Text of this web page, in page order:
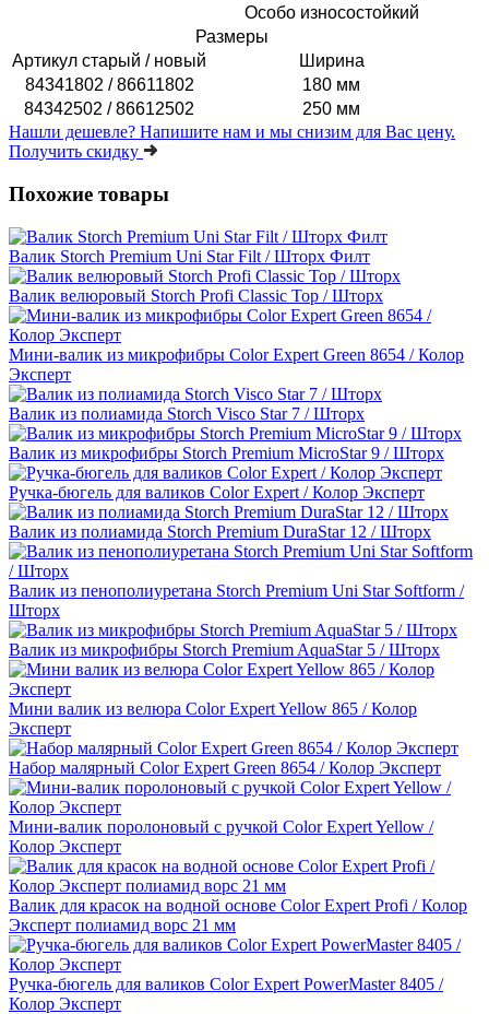
Особо износостойкий
Размеры
Артикул старый / новый
Ширина
84341802 / 86611802
180 мм
84342502 / 86612502
250 мм
Нашли дешевле? Напишите нам и мы снизим для Вас цену.
Получить скидку
Похожие товары
Валик Storch Premium Uni Star Filt / Шторх Филт
Валик велюровый Storch Profi Classic Top / Шторх
Мини-валик из микрофибры Color Expert Green 8654 / Колор
Эксперт
Валик из полиамида Storch Visco Star 7 / Шторх
Валик из микрофибры Storch Premium MicroStar 9 / Шторх
Ручка-бюгель для валиков Color Expert / Колор Эксперт
Валик из полиамида Storch Premium DuraStar 12 / Шторх
Валик из пенополиуретана Storch Premium Uni Star Softform /
Шторх
Валик из микрофибры Storch Premium AquaStar 5 / Шторх
Мини валик из велюра Color Expert Yellow 865 / Колор
Эксперт
Набор малярный Color Expert Green 8654 / Колор Эксперт
Мини-валик поролоновый с ручкой Color Expert Yellow /
Колор Эксперт
Валик для красок на водной основе Color Expert Profi / Колор
Эксперт полиамид ворс 21 мм
Ручка-бюгель для валиков Color Expert PowerMaster 8405 /
Колор Эксперт